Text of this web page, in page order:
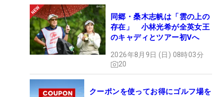
同郷・桑木志帆は「雲の上の
存在」 小林光希が全英女王
のキャディとツアー初Vへ
2026年8月9日 (日) 08時03分
20
クーポンを使ってお得にゴルフ場を